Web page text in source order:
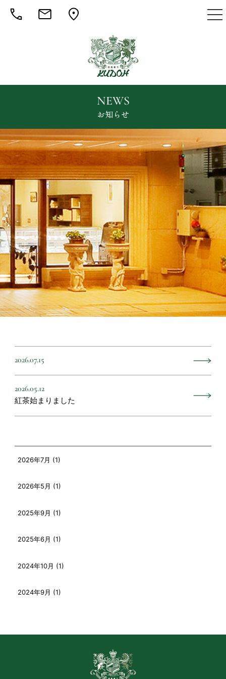
NEWS
お知らせ
2026.07.15
2026.05.12
紅茶始まりました
2026年7月 (1)
2026年5月 (1)
2025年9月 (1)
2025年6月 (1)
2024年10月 (1)
2024年9月 (1)